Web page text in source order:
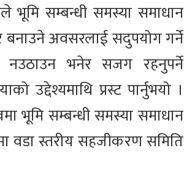
भूमि सम्बन्धी समस्या समाधान
बनाउने अवसरलाई सदुपयोग गर्ने
नउठाउन भनेर सजग रहनुपर्ने
उद्देश्यमाथि प्रस्ट पार्नुभयो ।
भूमि सम्बन्धी समस्या समाधान
वडा स्तरीय सहजीकरण समिति